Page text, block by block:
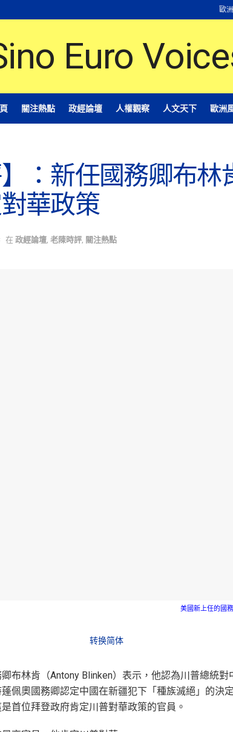
歐
關注熱點 政經論壇 人權觀察 人文天下 歐洲
】：新任國務卿布林
華政策
在 政經論壇 ,老陳時評 關注熱點
美國新上任的國
转换简体
布林肯（Antony Blinken）表示，他認為川普總統對
佩奧國務卿認定中國在新疆犯下「種族滅絕」的決
首位拜登政府肯定川普對華政策的官員。